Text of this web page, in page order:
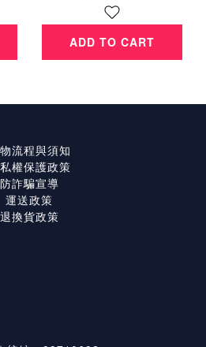
ADD TO CART
流程與須知
權保護政策
防詐騙宣導
運送政策
退換貨政策